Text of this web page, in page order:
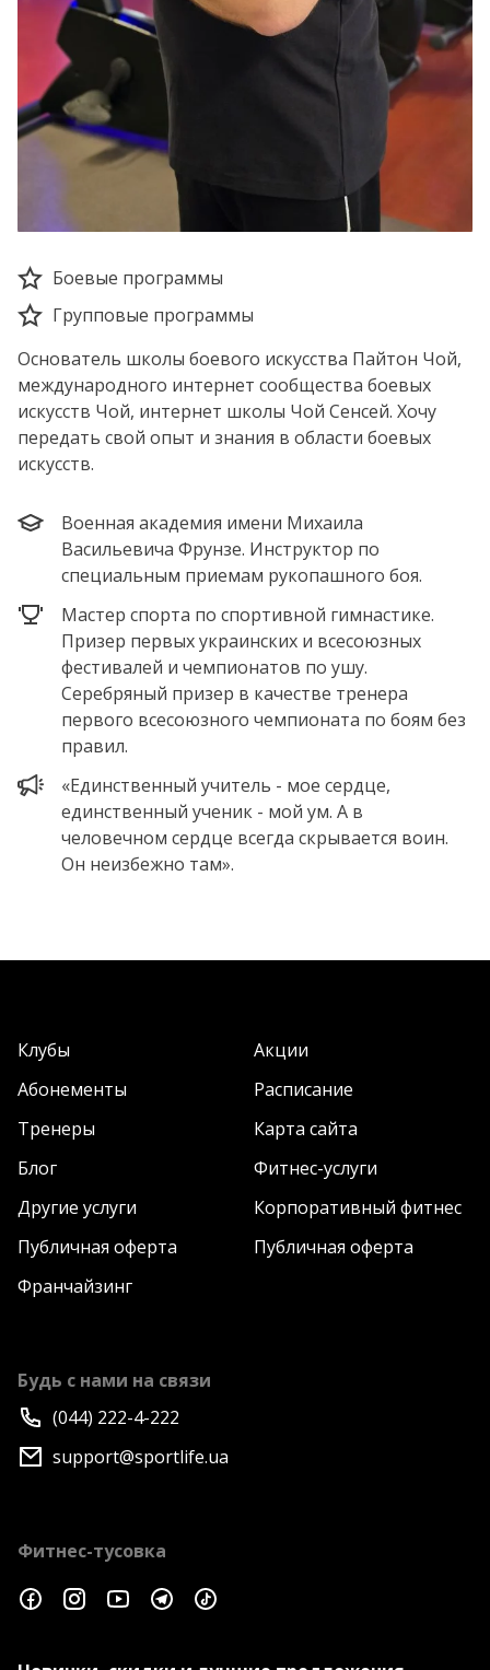
Боевые программы
Групповые программы
Основатель школы боевого искусства Пайтон Чой,
международного интернет сообщества боевых
искусств Чой, интернет школы Чой Сенсей. Хочу
передать свой опыт и знания в области боевых
искусств.
Военная академия имени Михаила
Васильевича Фрунзе. Инструктор по
специальным приемам рукопашного боя.
Мастер спорта по спортивной гимнастике.
Призер первых украинских и всесоюзных
фестивалей и чемпионатов по ушу.
Серебряный призер в качестве тренера
первого всесоюзного чемпионата по боям без
правил.
«Единственный учитель - мое сердце,
единственный ученик - мой ум. А в
человечном сердце всегда скрывается воин.
Он неизбежно там».
Клубы
Акции
Абонементы
Расписание
Тренеры
Карта сайта
Блог
Фитнес-услуги
Другие услуги
Корпоративный фитнес
Публичная оферта
Публичная оферта
Франчайзинг
Будь с нами на связи
(044) 222-4-222
support@sportlife.ua
Фитнес-тусовка